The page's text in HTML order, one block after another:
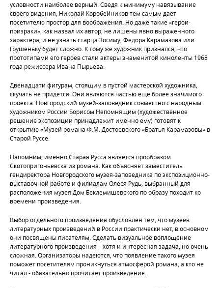
условности наиболее верный. Сведя к минимуму навязывание
своего видения, Николай Коробейников тем самым дает
посетителю простор для воображения. Но даже такие «герои-
призраки», как назвал их автор, не лишены явно выраженного
характера, и не узнать старца Зосиму, Федора Карамазова или
Грушеньку будет сложно. К тому же художник признался, что
прототипами его героев стали актеры знаменитой киноленты 1968
года режиссера Ивана Пырьева.
Двенадцати фигурам, стоящим в пустой мастерской художника,
скучать не придется. Они являются частью еще более значимого
проекта. Новгородский музей-заповедник совместно с народным
художником России Борисом Непомнящим (художественное
решение экспозиции принадлежит именно ему) готовят к
открытию «Музей романа Ф.М. Достоевского «Братья Карамазовы» в
Старой Руссе.
Напомним, именно Старая Русса является прообразом
Скотопригоньевска из романа. Как объясняет заместитель
гендиректора Новгородского музея-заповедника по экспозиционно-
выставочной работе и филиалам Олеся Рудь, выбранный для
расположения музея Дом Беклемишевского по образу походит ко
времени произведения.
Выбор отдельного произведения обусловлен тем, что музеев
литературных произведений в России практически нет, в основном
они посвящены писателям. Сделать визуальное воплощение
литературного произведения – хотя и интересная задача, но очень
сложная. Организаторы надеются, что появление такого музея
поможет посетителям проникнуться атмосферой романа, а кто не
читал - обязательно прочитает произведение.